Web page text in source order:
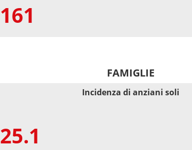
161
FAMIGLIE
25.1
Incidenza di anziani soli